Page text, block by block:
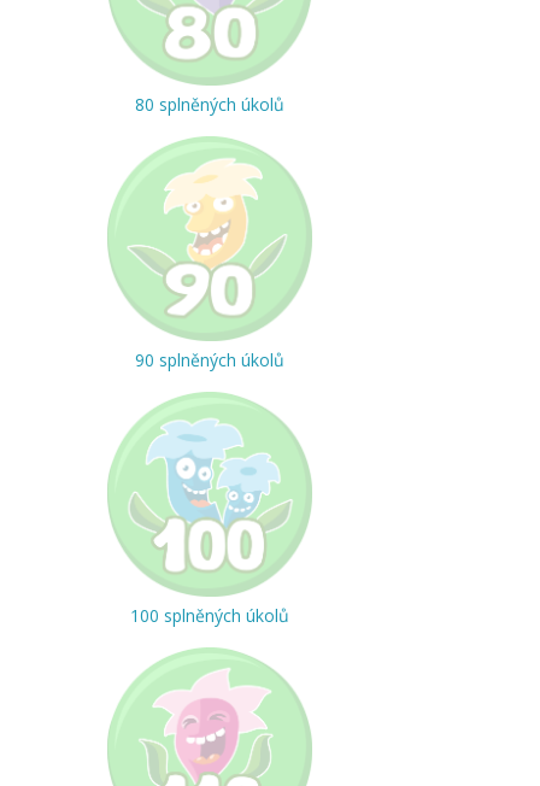
80 splněných úkolů
90 splněných úkolů
100 splněných úkolů